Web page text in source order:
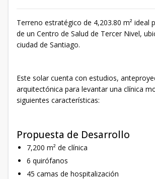
Terreno estratégico de 4,203.80 m² ideal
de un Centro de Salud de Tercer Nivel,
ciudad de Santiago.
Este solar cuenta con estudios,
arquitectónica para levantar una clínica
siguientes características:
Propuesta de Desarrollo
7,200 m² de clínica
6 quirófanos
45 camas de hospitalización